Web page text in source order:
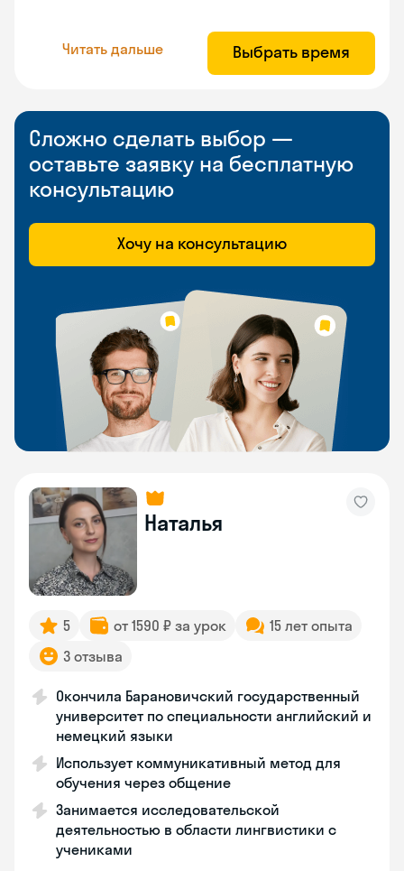
Читать дальше Выбрать время
Сложно сделать выбор —
оставьте заявку на бесплатную
консультацию
Хочу на консультацию
Наталья
5 от 1590 ₽ за урок
15 лет опыта
3 отзыва
Окончила Барановичский государственный
университет по специальности английский и
немецкий языки
Использует коммуникативный метод для
обучения через общение
Занимается исследовательской
деятельностью в области лингвистики с
учениками